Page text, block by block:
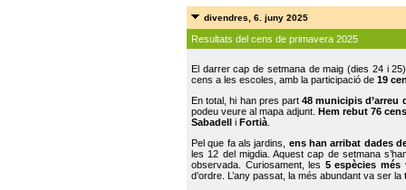
divendres, 6. juny 2025
Resultats del cens de primavera 2025
El darrer cap de setmana de maig (dies 24 i
cens a les escoles, amb la participació de 19
En total, hi han pres part48 municipis d’arreu
podeu veure al mapa adjunt. Hem rebut 76
Sabadell
i Fortià.
Pel que fa als jardins, ens han arribat dades
les 12 del migdia. Aquest cap de setmana
observada. Curiosament, les 5 espècies més
d’ordre. L’any passat, la més abundant va ser la